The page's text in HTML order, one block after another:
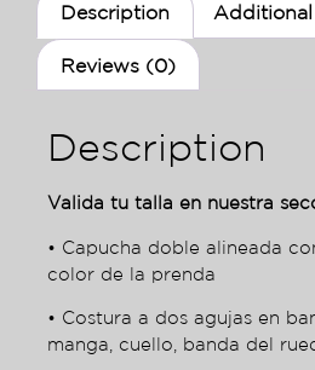
Description
Reviews (0)
Description
Valida tu talla en nuestra
• Capucha doble alineada
color de la prenda
• Costura a dos agujas en
manga, cuello, banda del